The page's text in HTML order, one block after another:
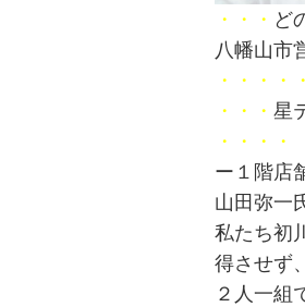
・・・ ど
八幡山市
・・・・・
・・・ 星
・・・・
ー１階店
山田弥一
私たち初
得させず、
２人一組